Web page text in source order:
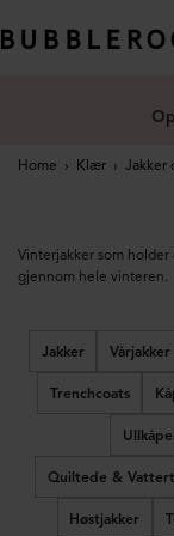
Home › Klær › Jakker
Vinterjakker som
gjennom hele vinteren.
Jakker Vårjakker
Trenchcoats
Quiltede &
Høstjakker